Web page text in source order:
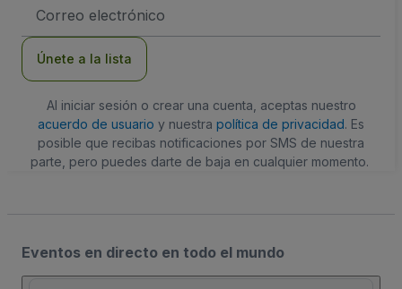
de
Únete a la lista
Al iniciar sesión o crear una cuenta, aceptas nuestro
acuerdo de usuario y nuestra política de privacidad. Es
posible que recibas notificaciones por SMS de nuestra
parte, pero puedes darte de baja en cualquier momento.
Eventos en directo en todo el mundo